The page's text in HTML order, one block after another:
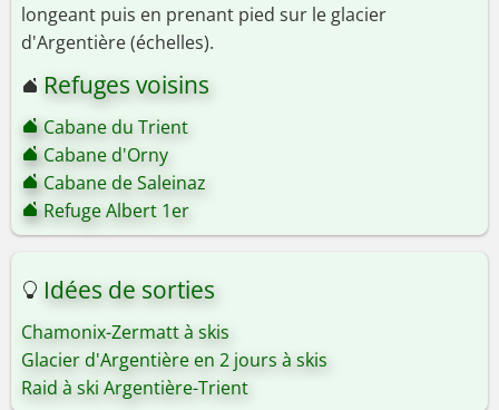
longeant puis en prenant pied sur le glacier
d'Argentière (échelles).
Refuges voisins
Cabane du Trient
Cabane d'Orny
Cabane de Saleinaz
Refuge Albert 1er
Idées de sorties
Chamonix-Zermatt à skis
Glacier d'Argentière en 2 jours à skis
Raid à ski Argentière-Trient